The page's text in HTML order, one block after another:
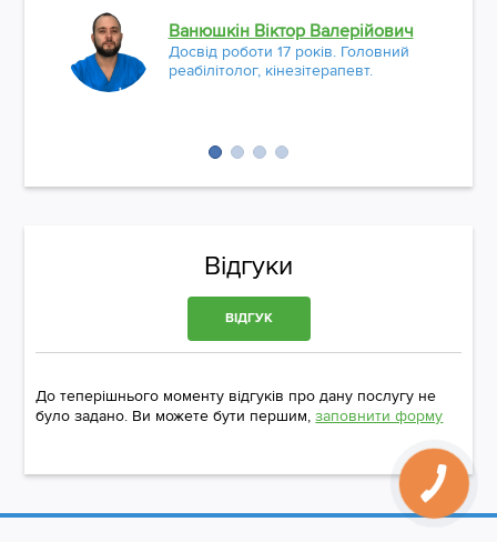
Ванюшкін Віктор Валерійович
Досвід роботи 17 років. Головний
реабілітолог, кінезітерапевт.
Відгуки
ВІДГУК
До теперішнього моменту відгуків про дану послугу не
було задано. Ви можете бути першим,заповнити форму